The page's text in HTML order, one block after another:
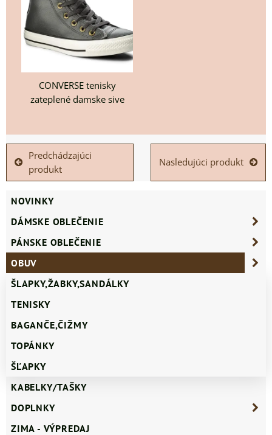
CONVERSE tenisky
zateplené damske sive
Predchádzajúci
produkt
Nasledujúci produkt
NOVINKY
DÁMSKE OBLEČENIE
PÁNSKE OBLEČENIE
OBUV
ŠLAPKY,ŽABKY,SANDÁLKY
TENISKY
BAGANČE,ČIŽMY
TOPÁNKY
ŠĽAPKY
KABELKY/TAŠKY
DOPLNKY
ZIMA - VÝPREDAJ